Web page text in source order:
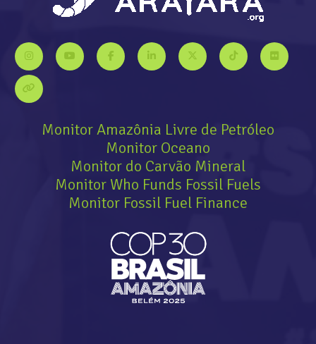
Monitor Amazônia Livre de Petróleo
Monitor Oceano
Monitor do Carvão Mineral
Monitor Who Funds Fossil Fuels
Monitor Fossil Fuel Finance